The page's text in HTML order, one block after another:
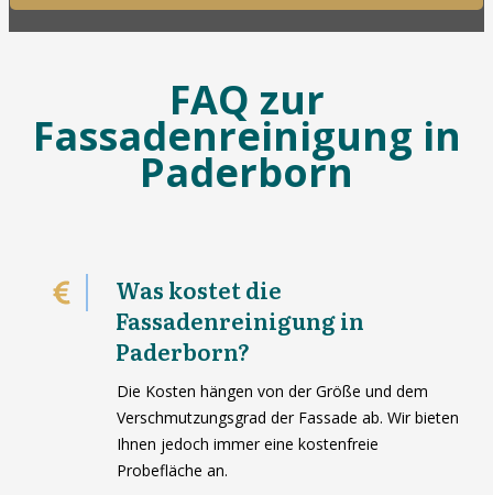
FAQ zur
Fassadenreinigung in
Paderborn
Was kostet die
Fassadenreinigung in
Paderborn?
Die Kosten hängen von der Größe und dem
Verschmutzungsgrad der Fassade ab. Wir bieten
Ihnen jedoch immer eine kostenfreie
Probefläche an.